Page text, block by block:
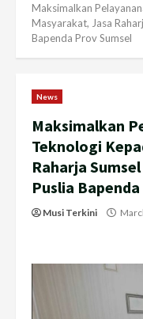
Maksimalkan
Masyarakat, Jasa
Bapenda Prov Sumsel
News
Maksimalkan
Teknologi
Raharja
Puslia
Musi Terkini